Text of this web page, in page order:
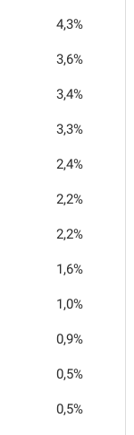
4,3%
3,6%
3,4%
3,3%
2,4%
2,2%
2,2%
1,6%
1,0%
0,9%
0,5%
0,5%